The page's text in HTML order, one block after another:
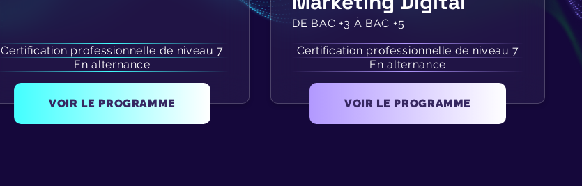
Certification professionnelle de niveau 7
En alternance
VOIR LE PROGRAMME
DE BAC +3 À BAC +5
Certification professionnelle de niveau 7
En alternance
VOIR LE PROGRAMME